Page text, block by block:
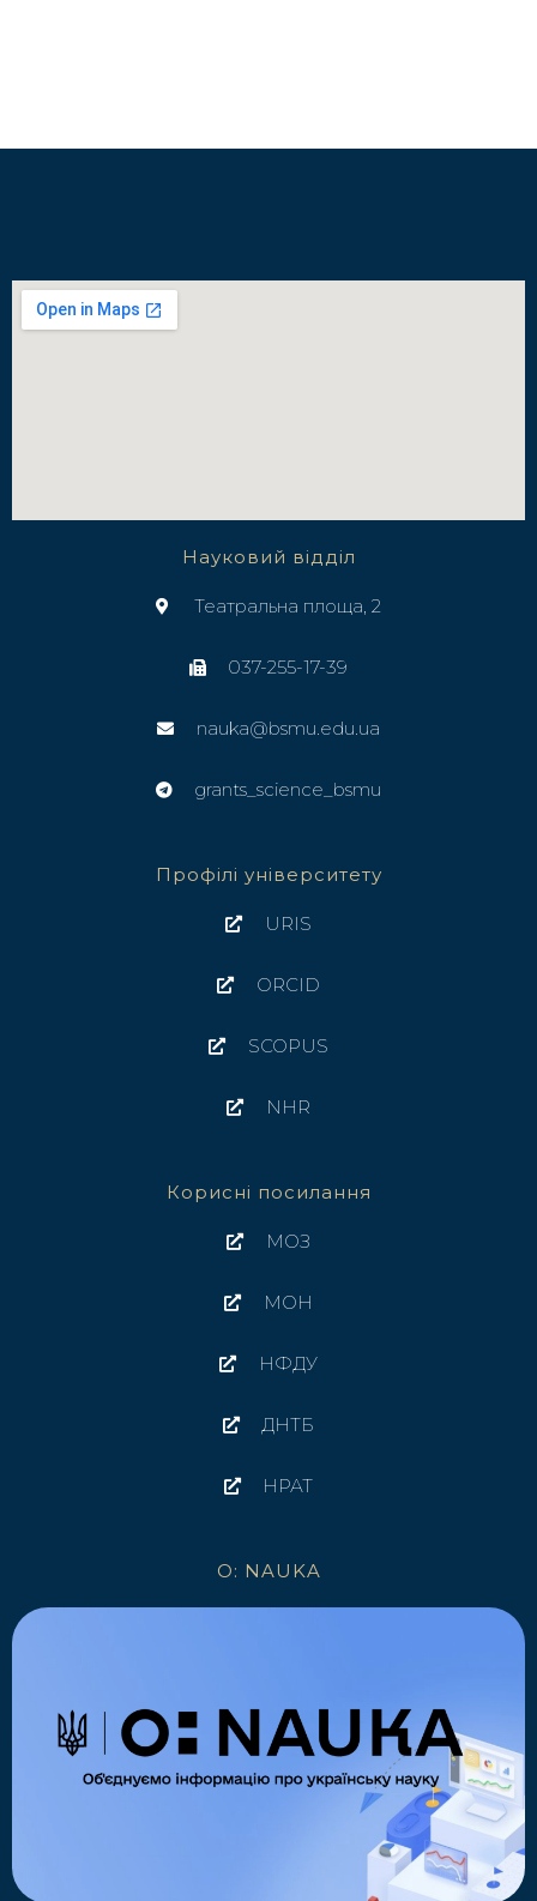
Науковий відділ
Театральна площа, 2
037-255-17-39
nauka@bsmu.edu.ua
grants_science_bsmu
Профілі університету
URIS
ORCID
SCOPUS
NHR
Корисні посилання
МОЗ
МОН
НФДУ
ДНТБ
НРАТ
O: NAUKA